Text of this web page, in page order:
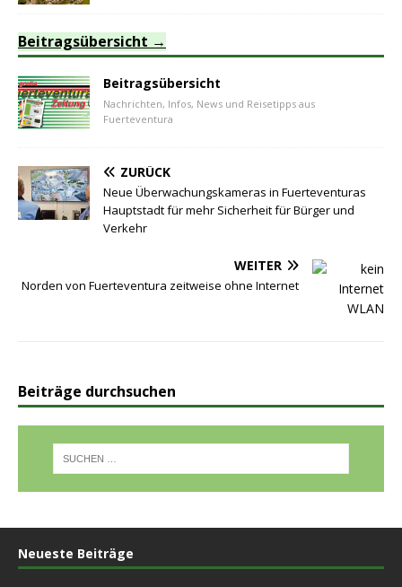
Beitragsübersicht
Beitragsübersicht
Nachrichten, Infos, News und Reisetipps aus
Fuerteventura
ZURÜCK
Neue Überwachungskameras in Fuerteventuras
Hauptstadt für mehr Sicherheit für Bürger und
Verkehr
WEITER
Norden von Fuerteventura zeitweise ohne Internet
Beiträge durchsuchen
Neueste Beiträge